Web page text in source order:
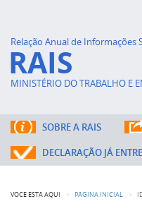
Relação Anual de Informações
RAIS
MINISTÉRIO DO TRABALHO E
SOBRE A RAIS
DECLARAÇÃO JÁ
VOCÊ ESTÁ AQUI PÁGINA INICIAL